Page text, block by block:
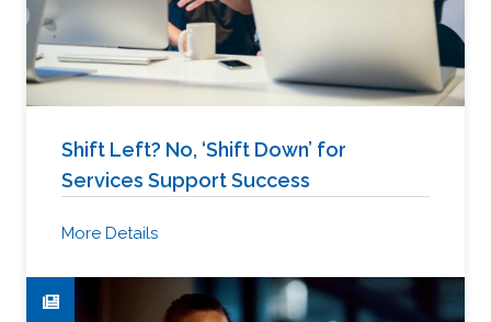
Shift Left? No, ‘Shift Down’ for
Services Support Success
More Details